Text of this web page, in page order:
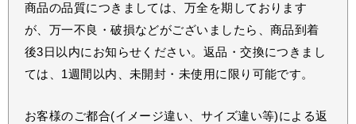
商品の品質につきましては、万全を期しております
が、万一不良・破損などがございましたら、商品到着
後3日以内にお知らせください。返品・交換につきまし
ては、1週間以内、未開封・未使用に限り可能です。
お客様のご都合(イメージ違い、サイズ違い等)による返